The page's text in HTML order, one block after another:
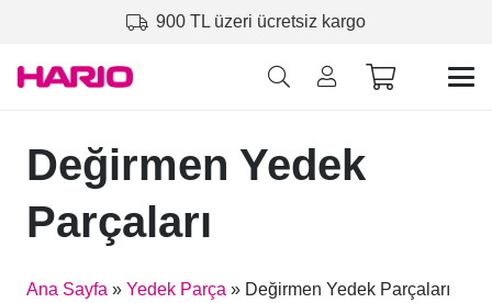
900 TL üzeri ücretsiz kargo
Değirmen Yedek
Parçaları
Ana Sayfa » Yedek Parça » Değirmen Yedek Parçaları